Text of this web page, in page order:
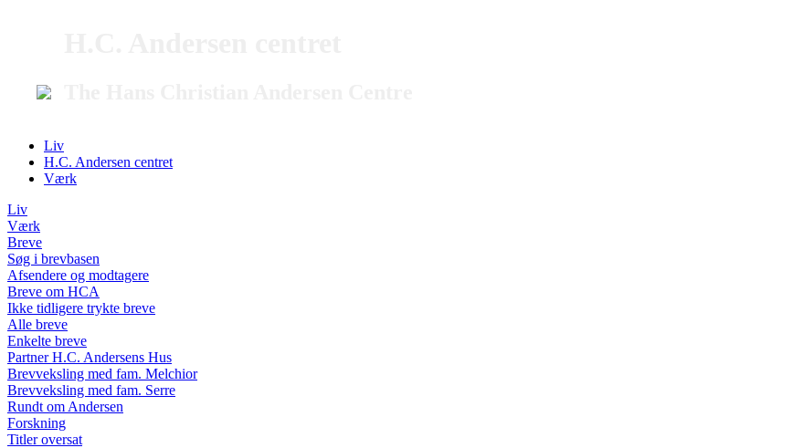
Liv
H.C. Andersen centret
Værk
Liv
Værk
Breve
Søg i brevbasen
Afsendere og modtagere
Breve om HCA
Ikke tidligere trykte breve
Alle breve
Enkelte breve
Partner H.C. Andersens Hus
Brevveksling med fam. Melchior
Brevveksling med fam. Serre
Rundt om Andersen
Forskning
Titler oversat